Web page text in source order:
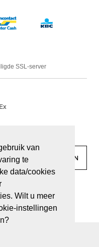
van
te
data/cookies
Wilt u meer
instellingen
SSL-server
2026